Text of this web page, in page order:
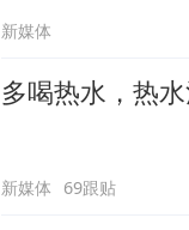
新媒体
多喝热水，热水
新媒体 69跟贴